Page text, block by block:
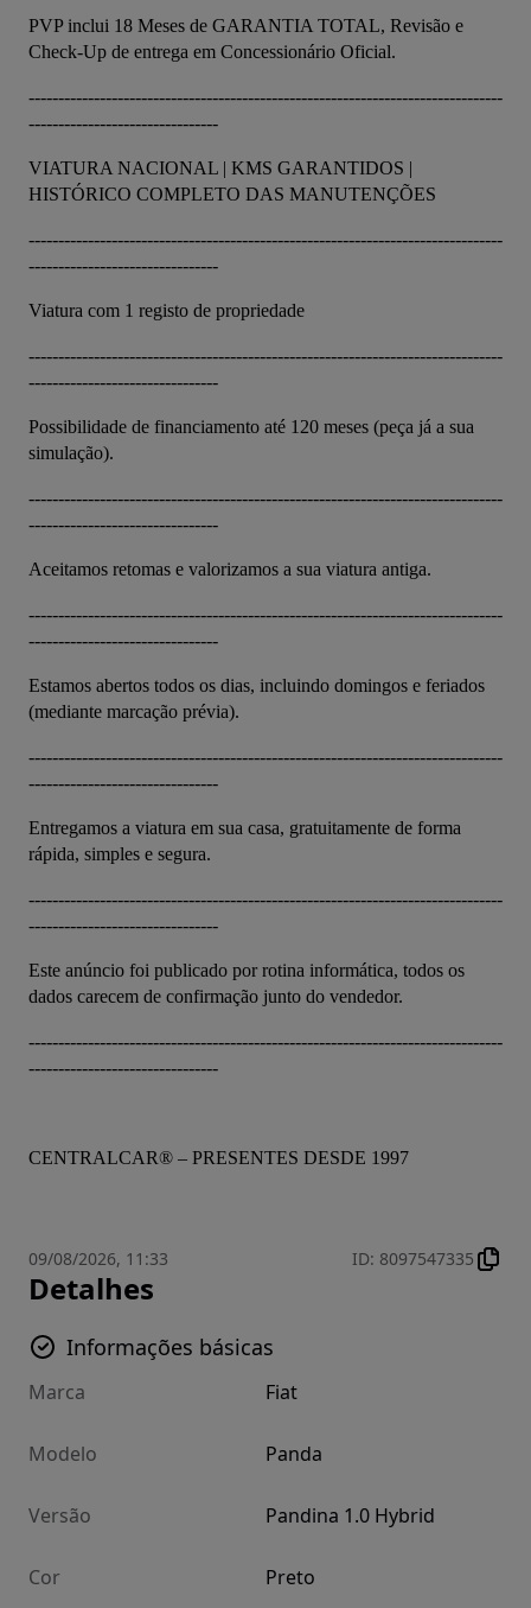
PVP inclui 18 Meses de GARANTIA TOTAL, Revisão e
Check-Up de entrega em Concessionário Oficial.
--------------------------------------------------------------------------------
--------------------------------
VIATURA NACIONAL | KMS GARANTIDOS |
HISTÓRICO COMPLETO DAS MANUTENÇÕES
--------------------------------------------------------------------------------
--------------------------------
Viatura com 1 registo de propriedade
--------------------------------------------------------------------------------
--------------------------------
Possibilidade de financiamento até 120 meses (peça já a sua
simulação).
--------------------------------------------------------------------------------
--------------------------------
Aceitamos retomas e valorizamos a sua viatura antiga.
--------------------------------------------------------------------------------
--------------------------------
Estamos abertos todos os dias, incluindo domingos e feriados
(mediante marcação prévia).
--------------------------------------------------------------------------------
--------------------------------
Entregamos a viatura em sua casa, gratuitamente de forma
rápida, simples e segura.
--------------------------------------------------------------------------------
--------------------------------
Este anúncio foi publicado por rotina informática, todos os
dados carecem de confirmação junto do vendedor.
--------------------------------------------------------------------------------
--------------------------------
CENTRALCAR® – PRESENTES DESDE 1997
09/08/2026, 11:33 ID: 8097547335
Detalhes
Informações básicas
Marca Fiat
Modelo Panda
Versão Pandina 1.0 Hybrid
Cor Preto